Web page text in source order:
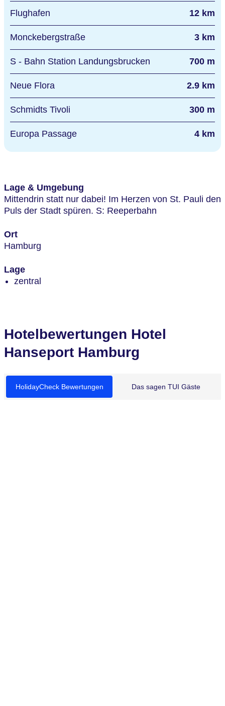
Flughafen 12 km
Monckebergstraße 3 km
S - Bahn Station Landungsbrucken 700 m
Neue Flora 2.9 km
Schmidts Tivoli 300 m
Europa Passage 4 km
Lage & Umgebung
Mittendrin statt nur dabei! Im Herzen von St. Pauli den
Puls der Stadt spüren. S: Reeperbahn
Ort
Hamburg
Lage
zentral
Hotelbewertungen Hotel
Hanseport Hamburg
HolidayCheck Bewertungen Das sagen TUI Gäste